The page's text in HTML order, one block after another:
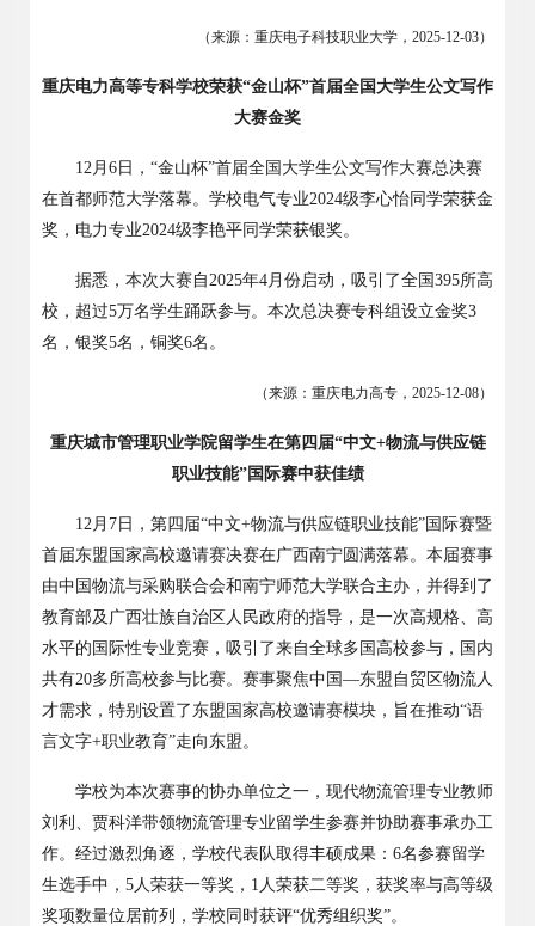
（来源：重庆电子科技职业大学， 2025-12-03）
重庆电力高等专科学校荣获“金山杯”首届全国大学生公文写作
大赛金奖
12月 6 日，“金山杯”首届全国大学生公文写作大赛总决赛
在首都师范大学落幕。学校电气专业2024级李心怡同学荣获金
奖，电力专业2024级李艳平同学荣获银奖。
据悉，本次大赛自2025年4月份启动，吸引了全国 395所高
校，超过5万名学生踊跃参与。本次总决赛专科组设立金奖3
名，银奖5名，铜奖6名。
（来源：重庆电力高专， 2025-12-08）
重庆城市管理职业学院留学生在第四届“中文+物流与供应链
职业技能”国际赛中获佳绩
12月 7 日，第四届“中文+物流与供应链职业技能”国际赛暨
首届东盟国家高校邀请赛决赛在广西南宁圆满落幕。本届赛事
由中国物流与采购联合会和南宁师范大学联合主办，并得到了
教育部及广西壮族自治区人民政府的指导，是一次高规格、高
水平的国际性专业竞赛，吸引了来自全球多国高校参与，国内
共有20多所高校参与比赛。赛事聚焦中国—东盟自贸区物流人
才需求，特别设置了东盟国家高校邀请赛模块，旨在推动“语
言文字+职业教育”走向东盟。
学校为本次赛事的协办单位之一，现代物流管理专业教师
刘利、贾科洋带领物流管理专业留学生参赛并协助赛事承办工
作。经过激烈角逐，学校代表队取得丰硕成果： 6名参赛留学
生选手中， 5人荣获一等奖， 1 人荣获二等奖，获奖率与高等级
奖项数量位居前列，学校同时获评“优秀组织奖”。